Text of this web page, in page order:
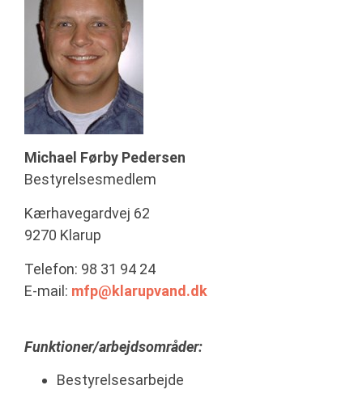
Michael Førby Pedersen
Bestyrelsesmedlem
Kærhavegardvej 62
9270 Klarup
Telefon: 98 31 94 24
E-mail: mfp@klarupvand.dk
Funktioner/arbejdsområder:
Bestyrelsesarbejde